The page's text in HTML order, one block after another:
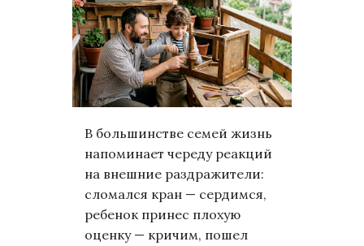
В большинстве семей жизнь
напоминает череду реакций
на внешние раздражители:
сломался кран — сердимся,
ребенок принес плохую
оценку — кричим, пошел